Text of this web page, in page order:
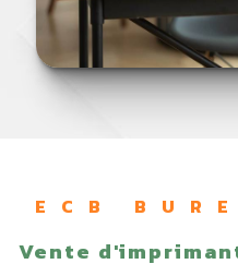
ECB
vente